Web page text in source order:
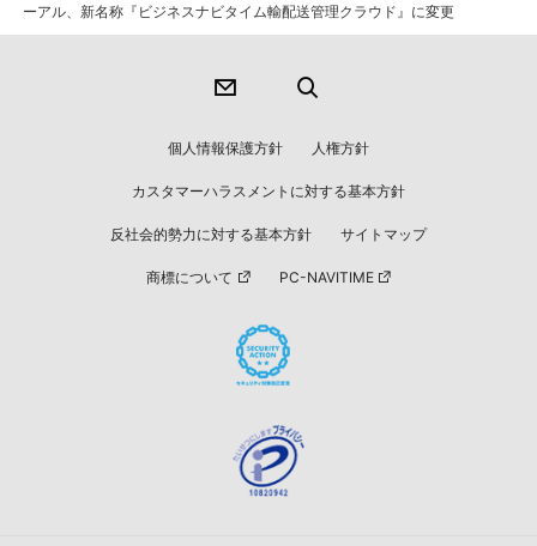
ーアル、新名称『ビジネスナビタイム輸配送管理クラウド』に変更
個人情報保護方針 人権方針
カスタマーハラスメントに対する基本方針
反社会的勢力に対する基本方針 サイトマップ
商標について PC-NAVITIME